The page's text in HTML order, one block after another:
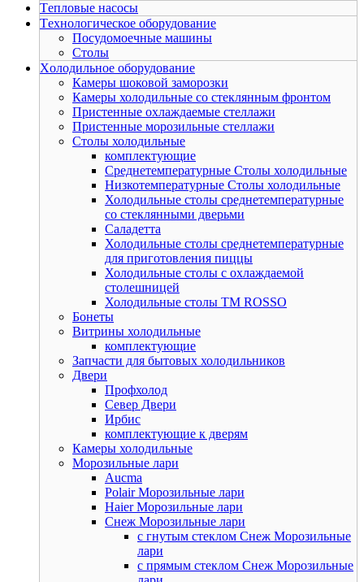
Tепловые насосы
Tехнологическое оборудование
Посудомоечные машины
Столы
Xолодильное оборудование
Камеры шоковой заморозки
Камеры холодильные со стеклянным фронтом
Пристенные охлаждаемые стеллажи
Пристенные морозильные стеллажи
Столы холодильные
комплектующие
Среднетемпературные Столы холодильные
Низкотемпературные Столы холодильные
Холодильные столы среднетемпературные
со стеклянными дверьми
Саладетта
Холодильные столы среднетемпературные
для приготовления пиццы
Холодильные столы с охлаждаемой
столешницей
Холодильные столы ТМ ROSSO
Бонеты
Витрины холодильные
комплектующие
Запчасти для бытовых холодильников
Двери
Профхолод
Север Двери
Ирбис
комплектующие к дверям
Камеры холодильные
Морозильные лари
Aucma
Polair Морозильные лари
Haier Морозильные лари
Снеж Морозильные лари
с гнутым стеклом Снеж Морозильные
лари
с прямым стеклом Снеж Морозильные